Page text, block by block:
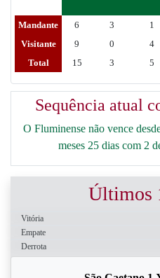
Mandante 6 3 1
Visitante
9 0 4
Total
15 3 5
Sequência atual
O Fluminense não vence
meses 25 dias com 2
Últimos
Vitória
Empate
Derrota